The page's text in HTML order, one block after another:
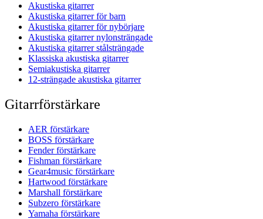
Akustiska gitarrer
Akustiska gitarrer för barn
Akustiska gitarrer för nybörjare
Akustiska gitarrer nylonsträngade
Akustiska gitarrer stålsträngade
Klassiska akustiska gitarrer
Semiakustiska gitarrer
12-strängade akustiska gitarrer
Gitarrförstärkare
AER förstärkare
BOSS förstärkare
Fender förstärkare
Fishman förstärkare
Gear4music förstärkare
Hartwood förstärkare
Marshall förstärkare
Subzero förstärkare
Yamaha förstärkare